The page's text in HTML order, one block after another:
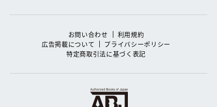
お問い合わせ
利用規約
広告掲載について
プライバシーポリシー
特定商取引法に基づく表記